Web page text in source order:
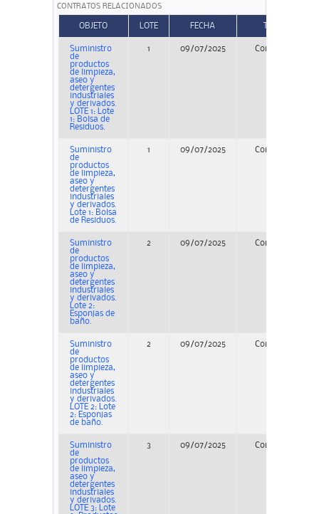
CONTRATOS RELACIONADOS
OBJETO LOTE FECHA
Suministro
de
productos
de limpieza,
aseo y
detergentes
industriales
y derivados.
LOTE 1: Lote
1: Bolsa de
Residuos.
1 09/07/2025 Concurso
Suministro
de
productos
de limpieza,
aseo y
detergentes
industriales
y derivados.
Lote 1: Bolsa
de Residuos.
1 09/07/2025 Concurso
Suministro
de
productos
de limpieza,
aseo y
detergentes
industriales
y derivados.
Lote 2:
Esponjas de
baño.
2 09/07/2025 Concurso
Suministro
de
productos
de limpieza,
aseo y
detergentes
industriales
y derivados.
LOTE 2: Lote
2: Esponjas
de baño.
2 09/07/2025 Concurso
Suministro
de
productos
de limpieza,
aseo y
detergentes
industriales
y derivados.
LOTE 3: Lote
3 09/07/2025 Concurso